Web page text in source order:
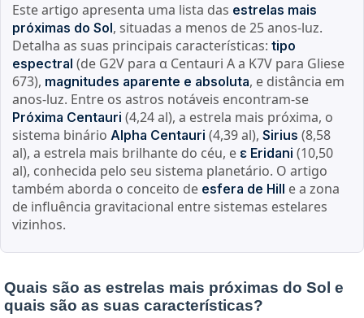
Este artigo apresenta uma lista das estrelas mais
próximas do Sol, situadas a menos de 25 anos-luz.
Detalha as suas principais características:tipo
espectral (de G2V para α Centauri A a K7V para Gliese
673), magnitudes aparente e absoluta, e distância em
anos-luz. Entre os astros notáveis encontram-se
Próxima Centauri (4,24 al), a estrela mais próxima, o
sistema binárioAlpha Centauri (4,39 al),Sirius (8,58
al), a estrela mais brilhante do céu, e ε Eridani (10,50
al), conhecida pelo seu sistema planetário. O artigo
também aborda o conceito de esfera de Hill e a zona
de influência gravitacional entre sistemas estelares
vizinhos.
Quais são as estrelas mais próximas do Sol e
quais são as suas características?